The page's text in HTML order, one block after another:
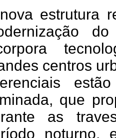
estrutura
centros
que
as
noturno,